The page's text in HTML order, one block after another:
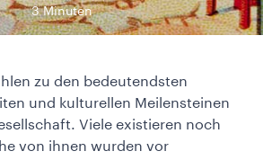
3 Minuten
zu den bedeutendsten
und kulturellen Meilensteinen
Viele existieren noch
von ihnen wurden vor